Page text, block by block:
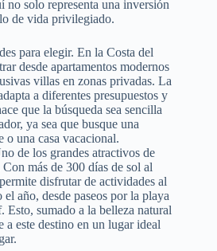
no solo representa una inversión
de vida privilegiado.
para elegir. En la Costa del
desde apartamentos modernos
villas en zonas privadas. La
a diferentes presupuestos y
que la búsqueda sea sencilla
ya sea que busque una
o una casa vacacional.
de los grandes atractivos de
más de 300 días de sol al
disfrutar de actividades al
año, desde paseos por la playa
Esto, sumado a la belleza natural
a este destino en un lugar ideal